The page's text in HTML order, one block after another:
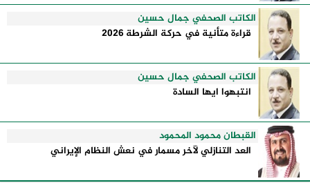
الكاتب الصحفي جمال حسين
قراءة متأنية في حركة الشرطة 2026
الكاتب الصحفي جمال حسين
انتبهوا ايها السادة
القبطان محمود المحمود
العد التنازلي لآخر مسمار في نعش النظام الإيراني